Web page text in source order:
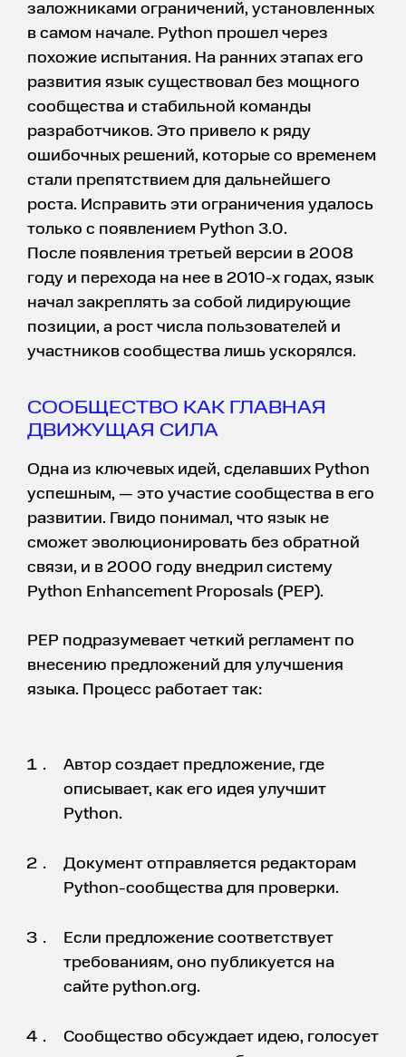
заложниками ограничений, установленных
в самом начале. Python прошел через
похожие испытания. На ранних этапах его
развития язык существовал без мощного
сообщества и стабильной команды
разработчиков. Это привело к ряду
ошибочных решений, которые со временем
стали препятствием для дальнейшего
роста. Исправить эти ограничения удалось
только с появлением Python 3.0.
После появления третьей версии в 2008
году и перехода на нее в 2010-х годах, язык
начал закреплять за собой лидирующие
позиции, а рост числа пользователей и
участников сообщества лишь ускорялся.
СООБЩЕСТВО КАК ГЛАВНАЯ
ДВИЖУЩАЯ СИЛА
Одна из ключевых идей, сделавших Python
успешным, — это участие сообщества в его
развитии. Гвидо понимал, что язык не
сможет эволюционировать без обратной
связи, и в 2000 году внедрил систему
Python Enhancement Proposals (PEP).
PEP подразумевает четкий регламент по
внесению предложений для улучшения
языка. Процесс работает так:
Автор создает предложение, где
описывает, как его идея улучшит
Python.
Документ отправляется редакторам
Python-сообщества для проверки.
Если предложение соответствует
требованиям, оно публикуется на
сайте python.org.
Сообщество обсуждает идею, голосует